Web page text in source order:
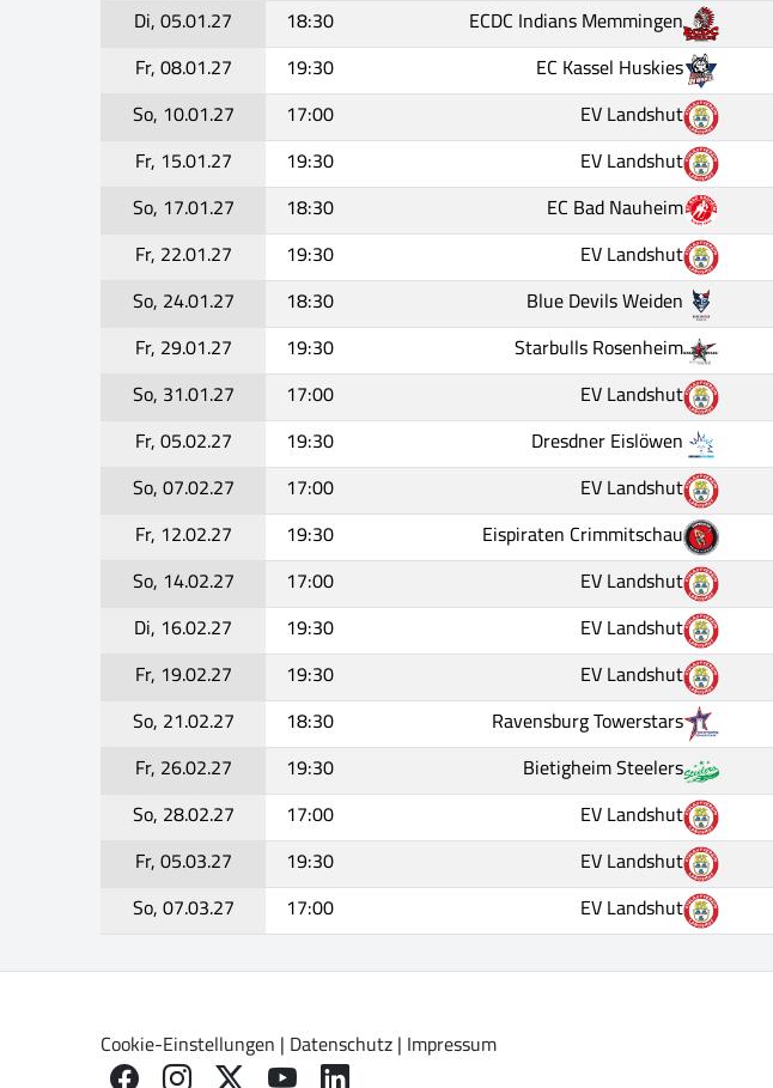
Di, 05.01.27
18:30 ECDC Indians Memmingen
Fr, 08.01.27
19:30 EC Kassel Huskies
So, 10.01.27
17:00 EV Landshut
Fr, 15.01.27
19:30 EV Landshut
So, 17.01.27
18:30 EC Bad Nauheim
Fr, 22.01.27
19:30 EV Landshut
So, 24.01.27
18:30 Blue Devils Weiden
Fr, 29.01.27
19:30 Starbulls Rosenheim
So, 31.01.27
17:00 EV Landshut
Fr, 05.02.27
19:30 Dresdner Eislöwen
So, 07.02.27
17:00 EV Landshut
Fr, 12.02.27
19:30 Eispiraten Crimmitschau
So, 14.02.27
17:00 EV Landshut
Di, 16.02.27
19:30 EV Landshut
Fr, 19.02.27
19:30 EV Landshut
So, 21.02.27
18:30 Ravensburg Towerstars
Fr, 26.02.27
19:30 Bietigheim Steelers
So, 28.02.27
17:00 EV Landshut
Fr, 05.03.27
19:30 EV Landshut
So, 07.03.27
17:00 EV Landshut
Cookie-Einstellungen | Datenschutz| Impressum